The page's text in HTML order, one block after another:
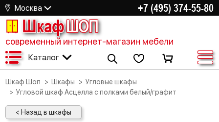
Москва +7 (495) 374-55-80
ШкафШОП
современный интернет-магазин мебели
Каталог
Шкаф Шоп Шкафы
Угловые шкафы
Угловой шкаф Асцелла с полками белый/графит
< Назад в шкафы